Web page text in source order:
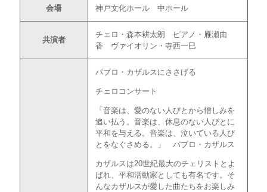
会場 神戸文化ホール 中ホール
共演者
チェロ・森本耕太朗 ピアノ・雁瀬由
香 ヴァイオリン・寺西一巳
パブロ・カザルスにささげる
チェロコンサート
「音楽は、愛のない人びとから憎しみを
追い払う。音楽は、休息のない人びとに
平和を与える。音楽は、泣いている人び
とをなぐさめる。」 パブロ・カザルス
カザルスは20世紀最大のチェリストとよ
ばれ、平和活動家としても有名です。そ
んなカザルスが愛した曲たちをお楽しみ